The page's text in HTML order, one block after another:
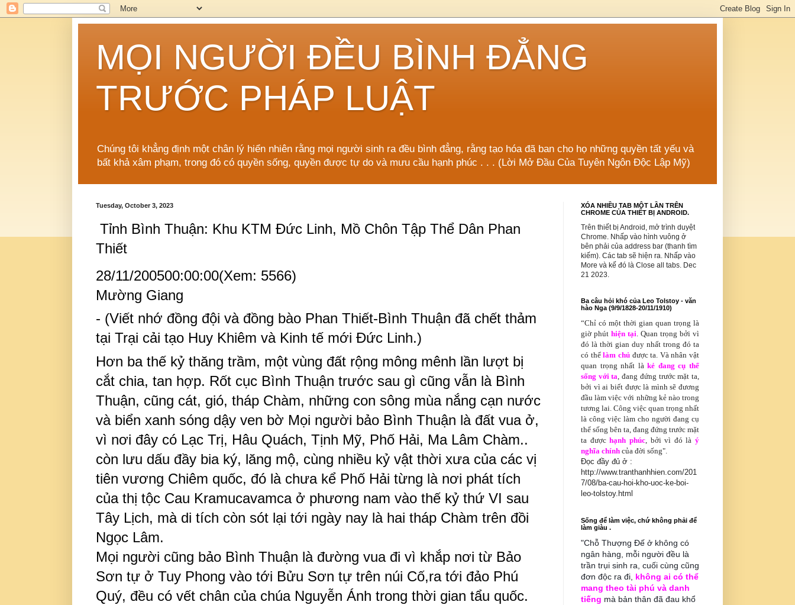
MỌI NGƯỜI ĐỀU BÌNH ĐẲNG
TRƯỚC PHÁP LUẬT
Chúng tôi khẳng định một chân lý hiển nhiên rằng mọi người sinh ra đều bình đẳng, rằng tạo hóa đã ban cho họ những quyền tất yếu và
bất khả xâm phạm, trong đó có quyền sống, quyền được tự do và mưu cầu hạnh phúc . . . (Lời Mở Đầu Của Tuyên Ngôn Độc Lập Mỹ)
Tuesday, October 3, 2023
Tỉnh Bình Thuận: Khu KTM Đức Linh, Mồ Chôn Tập Thể Dân Phan
Thiết
28/11/200500:00:00(Xem: 5566)
Mường Giang
- (Viết nhớ đồng đội và đồng bào Phan Thiết-Bình Thuận đã chết thảm
tại Trại cải tạo Huy Khiêm và Kinh tế mới Đức Linh.)
Hơn ba thế kỷ thăng trầm, một vùng đất rộng mông mênh lần lượt bị
cắt chia, tan hợp. Rốt cục Bình Thuận trước sau gì cũng vẫn là Bình
Thuận, cũng cát, gió, tháp Chàm, những con sông mùa nắng cạn nước
và biển xanh sóng dậy ven bờ Mọi người bảo Bình Thuận là đất vua ở,
vì nơi đây có Lạc Trị, Hâu Quách, Tịnh Mỹ, Phố Hải, Ma Lâm Chàm..
còn lưu dấu đầy bia ký, lăng mộ, cùng nhiều kỷ vật thời xưa của các vị
tiên vương Chiêm quốc, đó là chưa kể Phố Hải từng là nơi phát tích
của thị tộc Cau Kramucavamca ở phương nam vào thế kỷ thứ VI sau
Tây Lịch, mà di tích còn sót lại tới ngày nay là hai tháp Chàm trên đồi
Ngọc Lâm.
Mọi người cũng bảo Bình Thuận là đường vua đi vì khắp nơi từ Bảo
Sơn tự ở Tuy Phong vào tới Bửu Sơn tự trên núi Cố,ra tới đảo Phú
Quý, đều có vết chân của chúa Nguyễn Ánh trong thời gian tẩu quốc.
XÓA NHIỀU TAB MỘT LẦN TRÊN
CHROME CỦA THIẾT BỊ ANDROID.
Trên thiết bị Android, mở trình duyệt
Chrome. Nhấp vào hình vuông ở
bên phải của address bar (thanh tìm
kiếm). Các tab sẽ hiện ra. Nhấp vào
More và kế đó là Close all tabs. Dec
21 2023.
Ba câu hỏi khó của Leo Tolstoy - văn
hào Nga (9/9/1828-20/11/1910)
“Chỉ có một thời gian quan trọng là
giờ phút hiện tại. Quan trọng bởi vì
đó là thời gian duy nhất trong đó ta
có thể làm chủ được ta. Và nhân vật
quan trọng nhất là kẻ đang cụ thể
sống với ta, đang đứng trước mặt ta,
bởi vì ai biết được là mình sẽ đương
đầu làm việc với những kẻ nào trong
tương lai. Công việc quan trọng nhất
là công việc làm cho người đang cụ
thể sống bên ta, đang đứng trước mặt
ta được hạnh phúc, bởi vì đó là ý
nghĩa chính của đời sống".
Đọc đầy đủ ở :
http://www.tranthanhhien.com/201
7/08/ba-cau-hoi-kho-uoc-ke-boi-
leo-tolstoy.html
Sống để làm việc, chứ không phải để
làm giàu .
"Chỗ Thượng Đế ở không có
ngân hàng, mỗi người đều là
trần trụi sinh ra, cuối cùng cũng
đơn độc ra đi, không ai có thể
mang theo tài phú và danh
tiếng mà bản thân đã đau khổ